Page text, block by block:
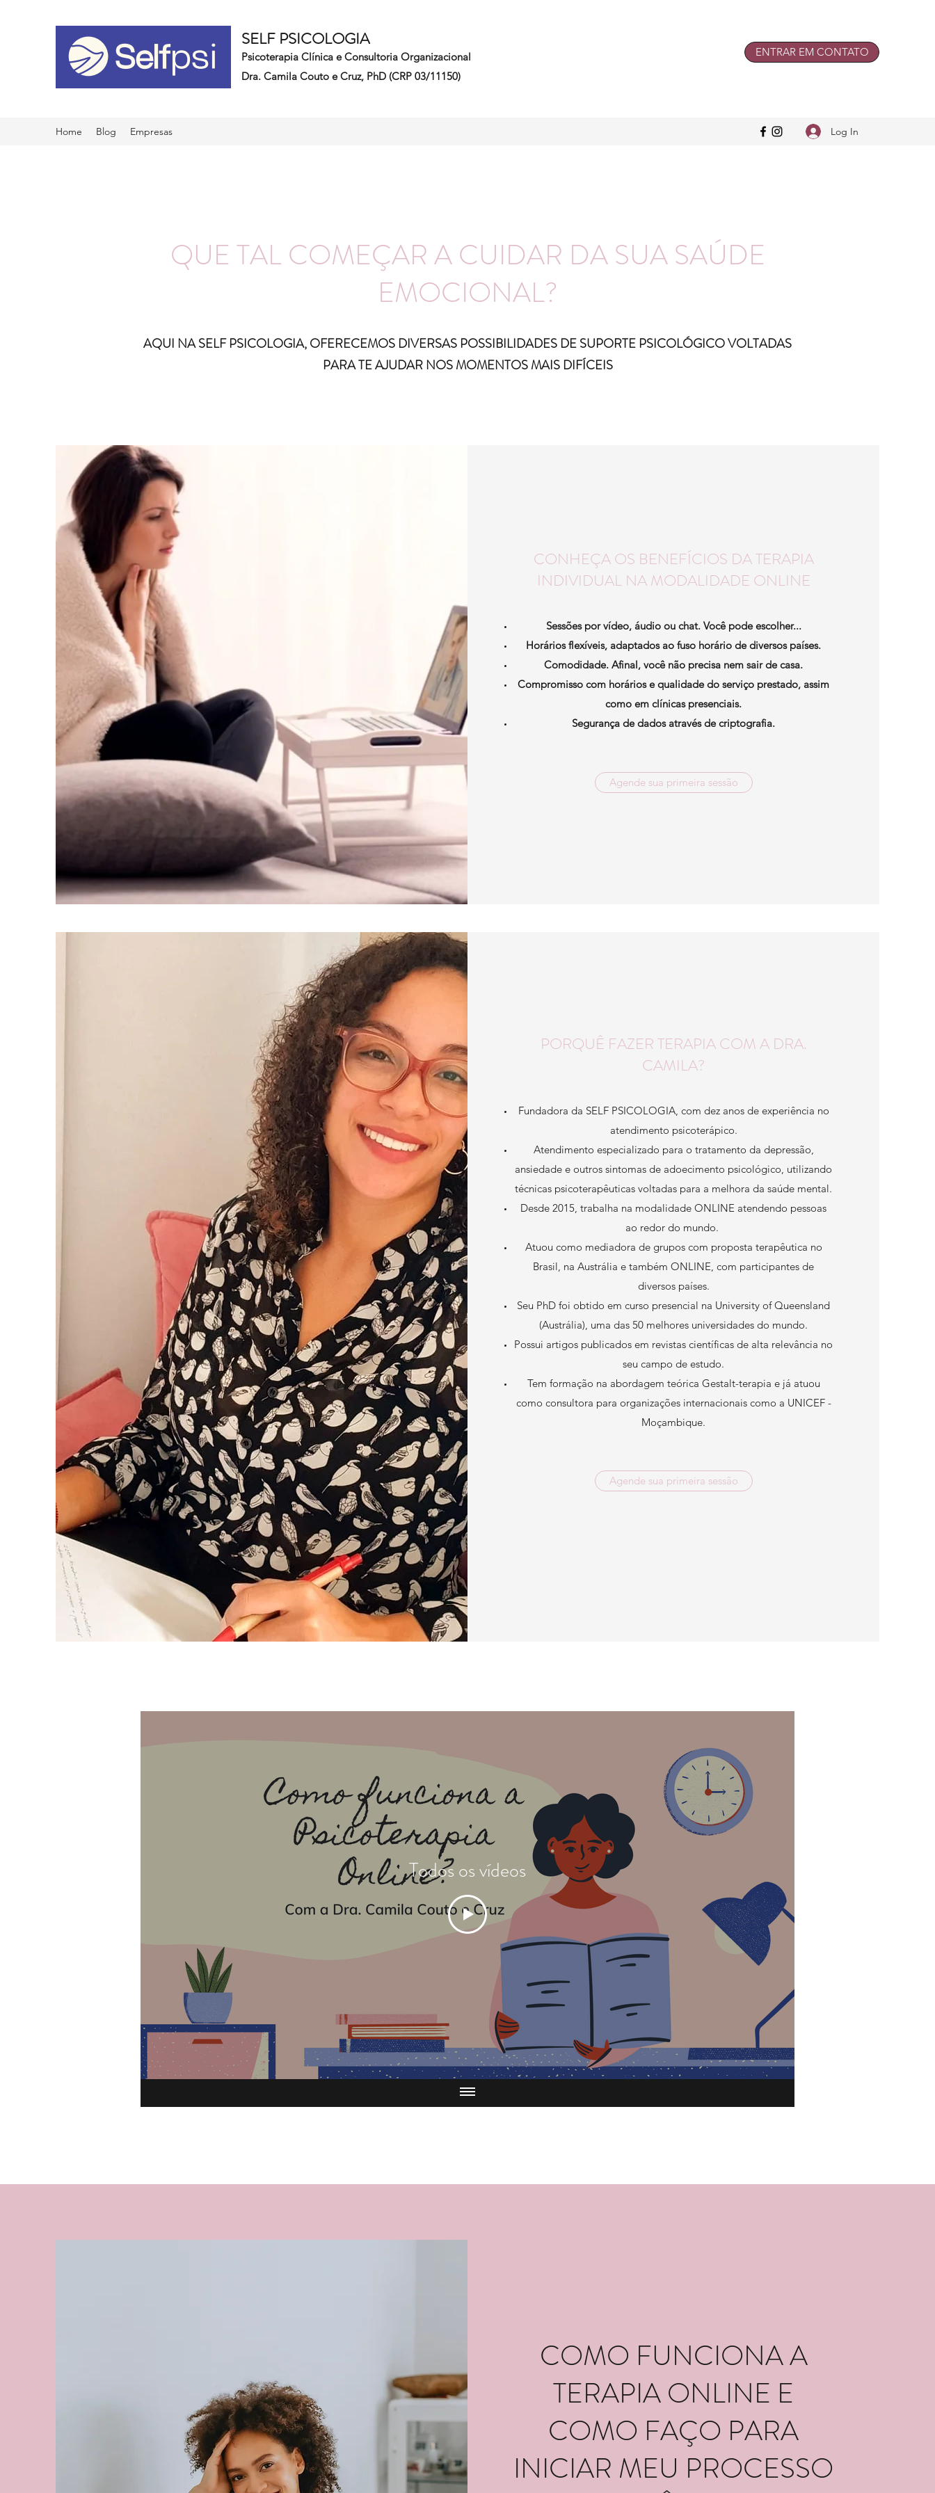
SELF PSICOLOGIA
Psicoterapia Clínica e Consultoria Organizacional
Dra. Camila Couto e Cruz, PhD (CRP 03/11150)
ENTRAR EM CONTATO
Home Blog Empresas Log In
QUE TAL COMEÇAR A CUIDAR DA SUA SAÚDE
EMOCIONAL?
AQUI NA SELF PSICOLOGIA, OFERECEMOS DIVERSAS POSSIBILIDADES DE SUPORTE PSICOLÓGICO VOLTADAS
PARA TE AJUDAR NOS MOMENTOS MAIS DIFÍCEIS
CONHEÇA OS BENEFÍCIOS DA TERAPIA
INDIVIDUAL NA MODALIDADE ONLINE
Sessões por vídeo, áudio ou chat. Você pode escolher...
Horários flexíveis, adaptados ao fuso horário de diversos países.
Comodidade. Afinal, você não precisa nem sair de casa.
Compromisso com horários e qualidade do serviço prestado, assim
como em clínicas presenciais.
Segurança de dados através de criptografia.
Agende sua primeira sessão
PORQUÊ FAZER TERAPIA COM A DRA.
CAMILA?
Fundadora da SELF PSICOLOGIA, com dez anos de experiência no
atendimento psicoterápico.
Atendimento especializado para o tratamento da depressão,
ansiedade e outros sintomas de adoecimento psicológico, utilizando
técnicas psicoterapêuticas voltadas para a melhora da saúde mental.
Desde 2015, trabalha na modalidade ONLINE atendendo pessoas
ao redor do mundo.
Atuou como mediadora de grupos com proposta terapêutica no
Brasil, na Austrália e também ONLINE, com participantes de
diversos países.
Seu PhD foi obtido em curso presencial na University of Queensland
(Austrália), uma das 50 melhores universidades do mundo.
Possui artigos publicados em revistas científicas de alta relevância no
seu campo de estudo.
Tem formação na abordagem teórica Gestalt-terapia e já atuou
como consultora para organizações internacionais como a UNICEF -
Moçambique.
Agende sua primeira sessão
Todos os vídeos
COMO FUNCIONA A
TERAPIA ONLINE E
COMO FAÇO PARA
INICIAR MEU PROCESSO